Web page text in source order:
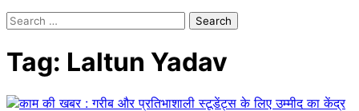
Search
Tag: Laltun Yadav